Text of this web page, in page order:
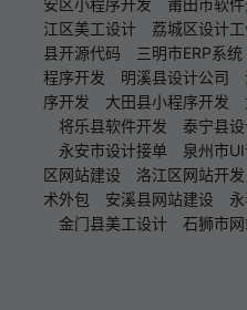
安区小程序开发
莆田市软
江区美工设计
荔城区设计
县开源代码
三明市ERP系统
程序开发
明溪县设计公司
序开发
大田县小程序开发
将乐县软件开发
泰宁县
永安市设计接单
泉州市
区网站建设
洛江区网站开发
术外包
安溪县网站建设
金门县美工设计
石狮市